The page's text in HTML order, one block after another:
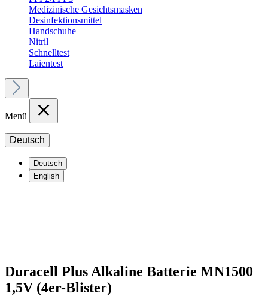
Medizinische Gesichtsmasken
Desinfektionsmittel
Handschuhe
Nitril
Schnelltest
Laientest
Menü
Deutsch
Deutsch
English
Duracell Plus Alkaline Batterie MN1500
1,5V (4er-Blister)